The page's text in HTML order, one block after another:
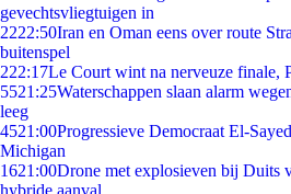
gevechtsvliegtuigen in
2222:50Iran en Oman eens over route
buitenspel
222:17Le Court wint na nerveuze finale,
5521:25Waterschappen slaan alarm
leeg
4521:00Progressieve Democraat El-
Michigan
1621:00Drone met explosieven bij Duits
hybride aanval